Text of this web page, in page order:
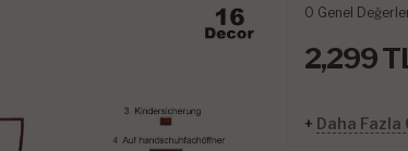
0 Genel
2,299
+ Daha Fazla